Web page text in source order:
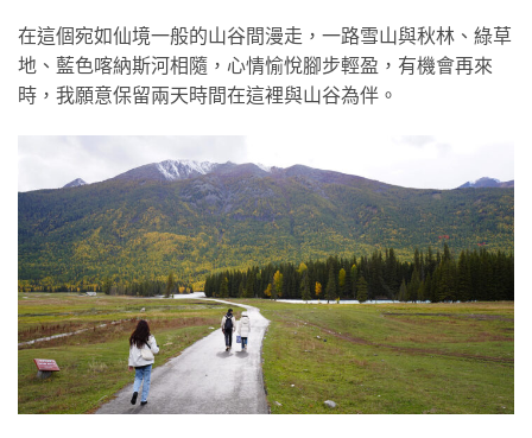
在這個宛如仙境一般的山谷間漫走，一路雪山與秋林、綠草
地、藍色喀納斯河相隨，心情愉悅腳步輕盈，有機會再來
時，我願意保留兩天時間在這裡與山谷為伴。